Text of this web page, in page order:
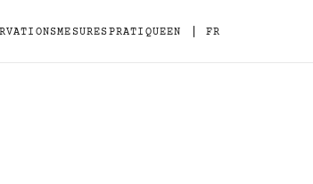
MESURESPRATIQUEEN FR